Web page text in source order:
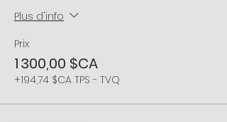
Plus d'info
Prix
1 300,00 $CA
+194,74 $CA TPS - TVQ